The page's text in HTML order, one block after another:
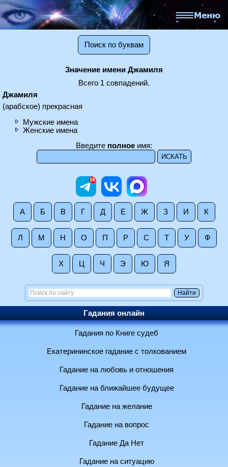
Поиск по буквам
Значение имени Джамиля
Всего 1 совпадений.
Джамиля
(арабское) прекрасная
Мужские имена
Женские имена
Введите полное имя:
А Б В Г Д Е Ж З И К
Л М Н О П Р С Т У Ф
Х Ц Ч Э Ю Я
Гадания онлайн
Гадания по Книге судеб
Екатерининское гадание с толкованием
Гадание на любовь и отношения
Гадание на ближайшее будущее
Гадание на желание
Гадание на вопрос
Гадание Да Нет
Гадание на ситуацию